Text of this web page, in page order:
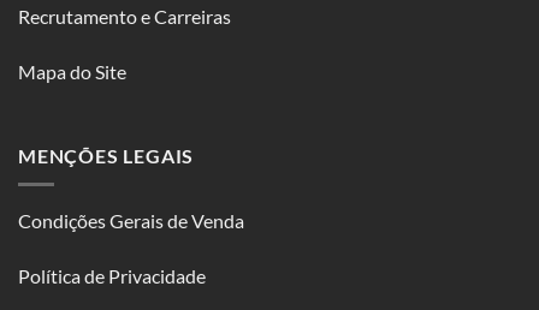
Recrutamento e Carreiras
Mapa do Site
MENÇÕES LEGAIS
Condições Gerais de Venda
Política de Privacidade